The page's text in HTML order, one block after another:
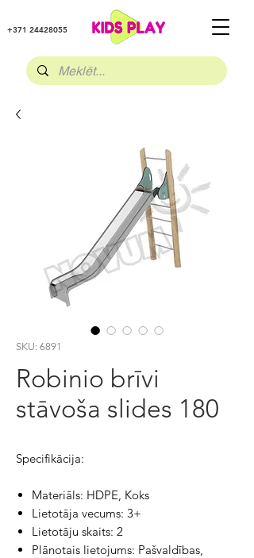
+371 24428055
SKU: 6891
Robinio brīvi
stāvoša slides 180
Specifikācija:
Materiāls: HDPE, Koks
Lietotāja vecums: 3+
Lietotāju skaits: 2
Plānotais lietojums: Pašvaldības,